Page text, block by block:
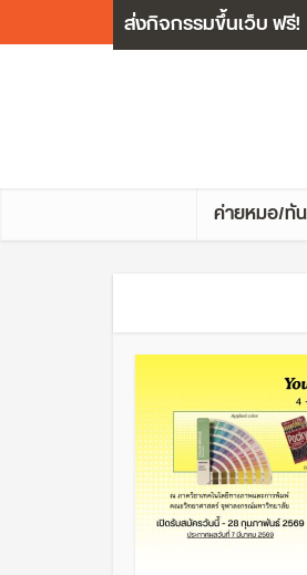
ส่งกิจกรรมขึ้นเว็บ ฟรี!
ค่ายหมอ/ทั